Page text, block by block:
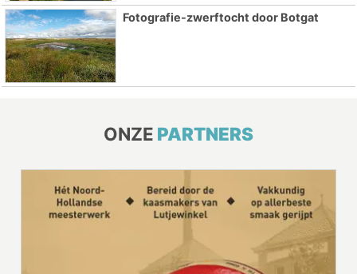
Fotografie-zwerftocht door Botgat
ONZE PARTNERS